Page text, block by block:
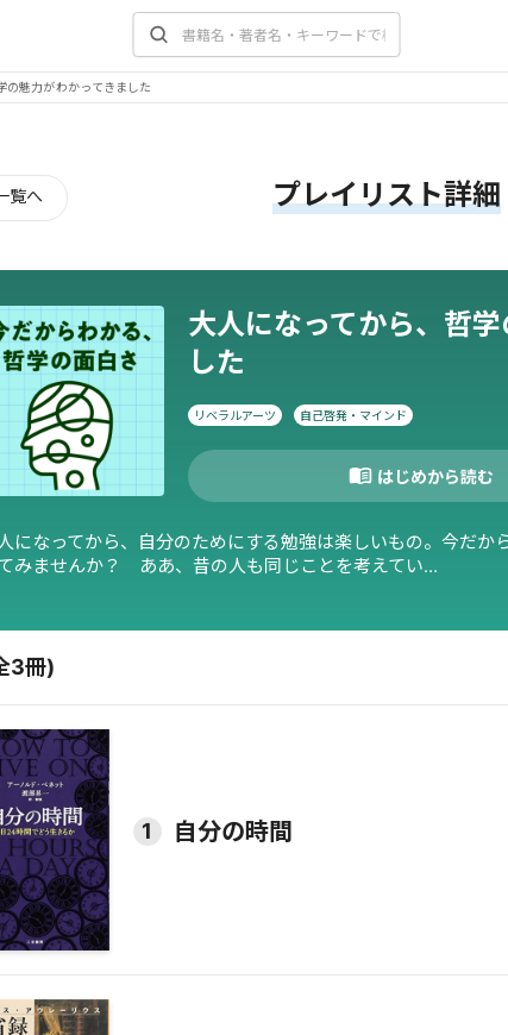
の魅力がわかってきました
覧へ プレイリスト詳細
大人になってから、哲
した
リベラルアーツ 自己啓発・マインド
はじめから読む
になってから、自分のためにする勉強は楽しいもの。今だか
みませんか？　ああ、昔の人も同じことを考えてい...
3冊)
1 自分の時間